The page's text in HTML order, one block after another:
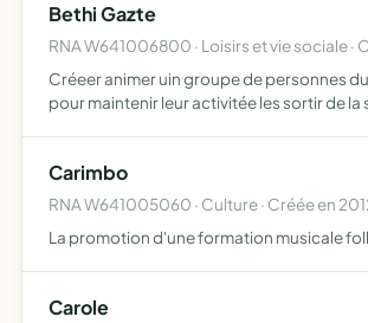
Bethi Gazte
RNA W641006800 · Loisirs et vie sociale ·
Créeer animer uin groupe de personnes
pour maintenir leur activitée les sortir de la
Carimbo
RNA W641005060 · Culture · Créée en
La promotion d'une formation musicale
Carole